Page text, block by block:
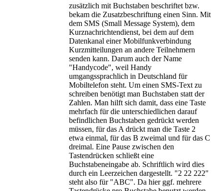
zusätzlich mit Buchstaben beschriftet bzw.
bekam die Zusatzbeschriftung einen Sinn. Mit
dem SMS (Small Message System), dem
Kurznachrichtendienst, bei dem auf dem
Datenkanal einer Mobilfunkverbindung
Kurzmitteilungen an andere Teilnehmern
senden kann. Darum auch der Name
"Handycode", weil Handy
umgangssprachlich in Deutschland für
Mobiltelefon steht. Um einen SMS-Text zu
schreiben benötigt man Buchstaben statt der
Zahlen. Man hilft sich damit, dass eine Taste
mehrfach für die unterschiedlichen darauf
befindlichen Buchstaben gedrückt werden
müssen, für das A drückt man die Taste 2
etwa einmal, für das B zweimal und für das C
dreimal. Eine Pause zwischen den
Tastendrücken schließt eine
Buchstabeneingabe ab. Schriftlich wird dies
durch ein Leerzeichen dargestellt. "2 22 222"
steht also für "ABC". Da hier ggf. mehrere